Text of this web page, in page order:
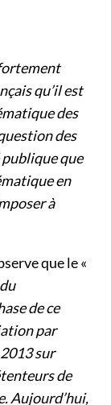
qu’il est
des
des
que
en
à
que le «
de ce
par
sur
de
Aujourd’hui,